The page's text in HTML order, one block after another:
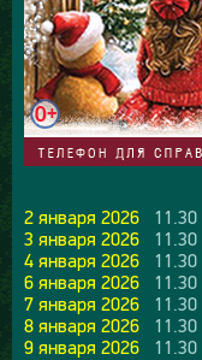
2 января 2026
3 января 2026 11.30
4 января 2026
6 января 2026
7 января 2026 11.30
8 января 2026 11.30
9 января 2026 11.30